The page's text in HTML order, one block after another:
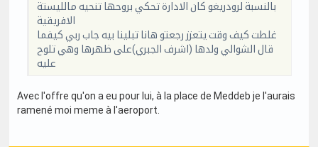
بالنسبة لرودريغو كان الادارة تحكي بروحها تنحيه مالليستة
الافريقية
غلطت كيف وقت يتعزز رجعتو هانا تبلينا بيه جاب ربي كيفما
قال الشوالي ولدها (اشرف الجبري)على ظهرها وهي تلوح
عليه
Avec l'offre qu'on a eu pour lui, à la place de Meddeb je l'aurais
ramené moi meme à l'aeroport.